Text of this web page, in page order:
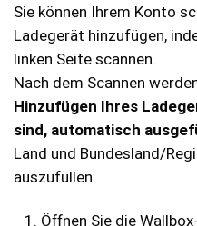
Sie können Ihrem Konto
Ladegerät hinzufügen,
linken Seite scannen.
Nach dem Scannen
Hinzufügen Ihres
sind, automatisch
Land und Bundesland/
auszufüllen.
Öffnen Sie die